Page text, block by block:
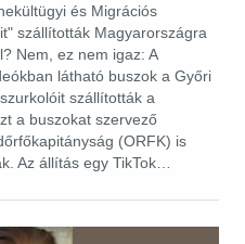
és Migrációs
szállították Magyarországra
Nem, ez nem igaz: A
látható buszok a Győri
szállították a
a buszokat szervező
(ORFK) is
Az állítás egy TikTok…